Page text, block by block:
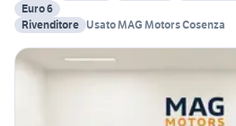
Euro 6
Rivenditore Usato MAG Motors Cosenza